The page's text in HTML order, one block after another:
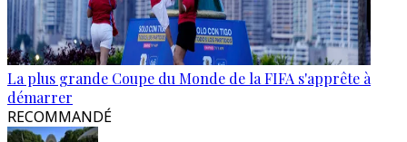
La plus grande Coupe du Monde de la FIFA s'apprête à
démarrer
RECOMMANDÉ